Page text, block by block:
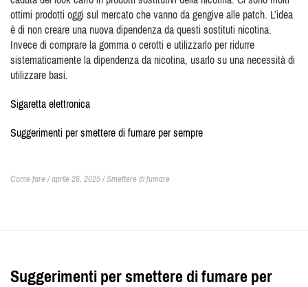
ottimi prodotti oggi sul mercato che vanno da gengive alle patch. L’idea
è di non creare una nuova dipendenza da questi sostituti nicotina.
Invece di comprare la gomma o cerotti e utilizzarlo per ridurre
sistematicamente la dipendenza da nicotina, usarlo su una necessità di
utilizzare basi.
Sigaretta elettronica
Suggerimenti per smettere di fumare per sempre
Come fare / aprile 26, 2025 /Smettere di fumare
Suggerimenti per smettere di fumare per